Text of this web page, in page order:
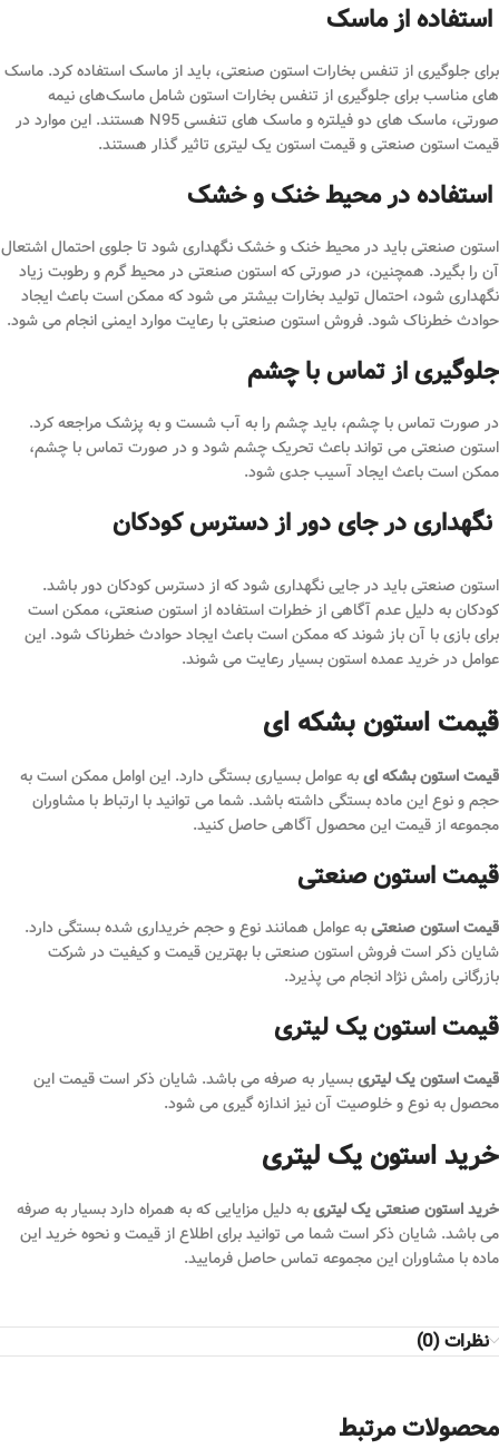
استفاده از ماسک
برای جلوگیری از تنفس بخارات استون صنعتی، باید از ماسک استفاده کرد. ماسک
‌های مناسب برای جلوگیری از تنفس بخارات استون شامل ماسک‌های نیمه
صورتی، ماسک ‌های دو فیلتره و ماسک ‌های تنفسی N95 هستند. این موارد در
قیمت استون صنعتی و قیمت استون یک لیتری تاثیر گذار هستند.
استفاده در محیط خنک و خشک
استون صنعتی باید در محیط خنک و خشک نگهداری شود تا جلوی احتمال اشتعال
آن را بگیرد. همچنین، در صورتی که استون صنعتی در محیط گرم و رطوبت زیاد
نگهداری شود، احتمال تولید بخارات بیشتر می‌ شود که ممکن است باعث ایجاد
حوادث خطرناک شود. فروش استون صنعتی با رعایت موارد ایمنی انجام می شود.
جلوگیری از تماس با چشم
در صورت تماس با چشم، باید چشم را به آب شست و به پزشک مراجعه کرد.
استون صنعتی می ‌تواند باعث تحریک چشم شود و در صورت تماس با چشم،
ممکن است باعث ایجاد آسیب جدی شود.
نگهداری در جای دور از دسترس کودکان
استون صنعتی باید در جایی نگهداری شود که از دسترس کودکان دور باشد.
کودکان به دلیل عدم آگاهی از خطرات استفاده از استون صنعتی، ممکن است
برای بازی با آن باز شوند که ممکن است باعث ایجاد حوادث خطرناک شود. این
عوامل در خرید عمده استون بسیار رعایت می شوند.
قیمت استون بشکه ای
قیمت استون بشکه ایبه عوامل بسیاری بستگی دارد. این اوامل ممکن است به
حجم و نوع این ماده بستگی داشته باشد. شما می توانید با ارتباط با مشاوران
مجموعه از قیمت این محصول آگاهی حاصل کنید.
قیمت استون صنعتی
قیمت استون صنعتیبه عوامل همانند نوع و حجم خریداری شده بستگی دارد.
شایان ذکر است فروش استون صنعتی با بهترین قیمت و کیفیت در شرکت
بازرگانی رامش نژاد انجام می پذیرد.
قیمت استون یک لیتری
قیمت استون یک لیتریبسیار به صرفه می باشد. شایان ذکر است قیمت این
محصول به نوع و خلوصیت آن نیز اندازه گیری می شود.
خرید استون یک لیتری
خرید استون صنعتی یک لیتریبه دلیل مزایایی که به همراه دارد بسیار به صرفه
می باشد. شایان ذکر است شما می توانید برای اطلاع از قیمت و نحوه خرید این
ماده با مشاوران این مجموعه تماس حاصل فرمایید.
نظرات (0)
محصولات مرتبط